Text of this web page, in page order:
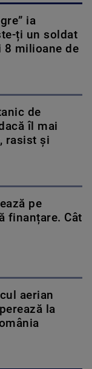
ia
ți un soldat
8 milioane de
de
îl mai
rasist și
pe
finanțare. Cât
aerian
la